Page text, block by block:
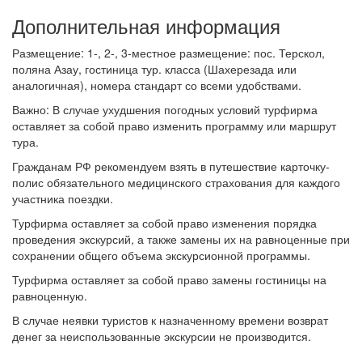
Дополнительная информация
Размещение: 1-, 2-, 3-местное размещение: пос. Терскол,
поляна Азау, гостиница тур. класса (Шахерезада или
аналогичная), номера стандарт со всеми удобствами.
Важно: В случае ухудшения погодных условий турфирма
оставляет за собой право изменить программу или маршрут
тура.
Гражданам РФ рекомендуем взять в путешествие карточку-
полис обязательного медицинского страхования для каждого
участника поездки.
Турфирма оставляет за собой право изменения порядка
проведения экскурсий, а также замены их на равноценные при
сохранении общего объема экскурсионной программы.
Турфирма оставляет за собой право замены гостиницы на
равноценную.
В случае неявки туристов к назначенному времени возврат
денег за неиспользованные экскурсии не производится.